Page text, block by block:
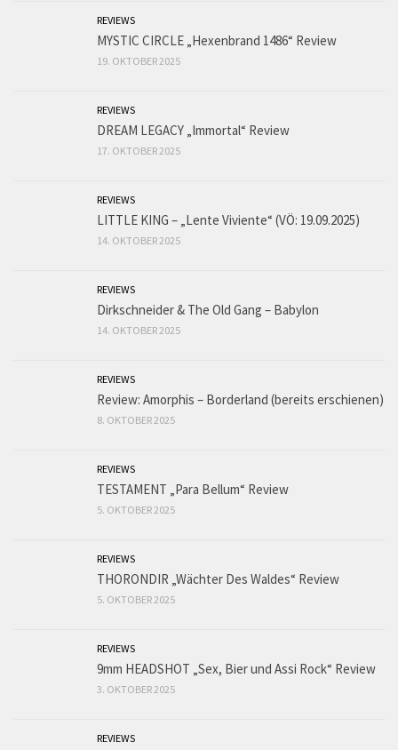
REVIEWS
MYSTIC CIRCLE „Hexenbrand 1486“ Review
19. OKTOBER 2025
REVIEWS
DREAM LEGACY „Immortal“ Review
17. OKTOBER 2025
REVIEWS
LITTLE KING – „Lente Viviente“ (VÖ: 19.09.2025)
14. OKTOBER 2025
REVIEWS
Dirkschneider & The Old Gang – Babylon
14. OKTOBER 2025
REVIEWS
Review: Amorphis – Borderland (bereits erschienen)
8. OKTOBER 2025
REVIEWS
TESTAMENT „Para Bellum“ Review
5. OKTOBER 2025
REVIEWS
THORONDIR „Wächter Des Waldes“ Review
5. OKTOBER 2025
REVIEWS
9mm HEADSHOT „Sex, Bier und Assi Rock“ Review
3. OKTOBER 2025
REVIEWS